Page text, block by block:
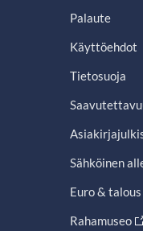
Palaute
Käyttöehdot
Tietosuoja
Sähköinen
Euro & talous
Rahamuseo